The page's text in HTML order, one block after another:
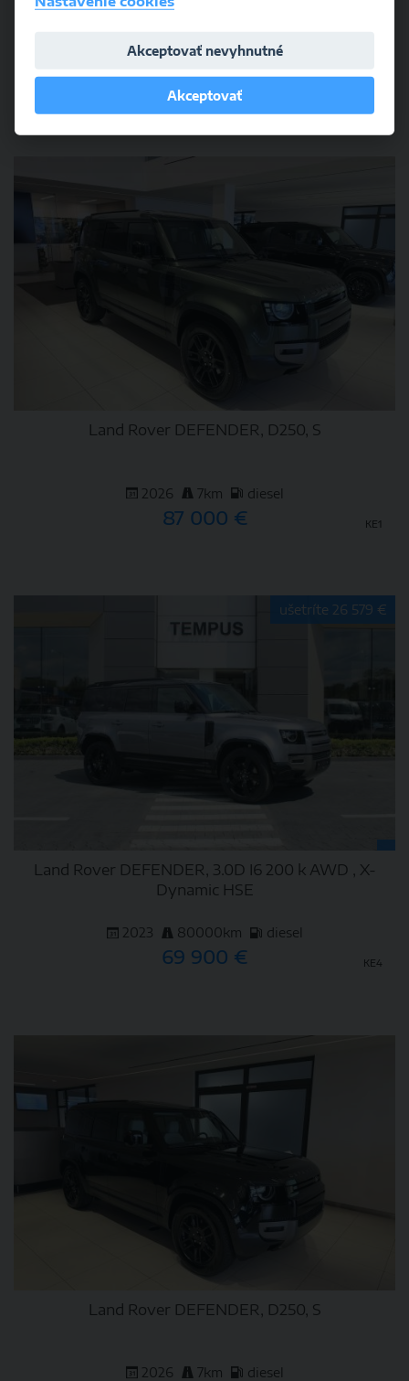
2026 7km diesel
99 900 €
Land Rover DEFENDER, D250, S
2026 7km diesel
87 000 € KE1
ušetríte 26 579 €
Land Rover DEFENDER, 3.0D I6 200 k AWD , X-
Dynamic HSE
2023 80000km diesel
69 900 € KE4
Land Rover DEFENDER, D250, S
2026 7km diesel
Akceptovať nevyhnutné
Akceptovať